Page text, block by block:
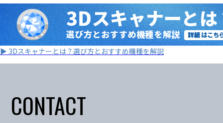
▶ 3Dスキャナーとは？選び方とおすすめ機種を解説
CONTACT